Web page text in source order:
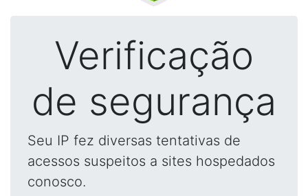
Verificação
de segurança
Seu IP fez diversas tentativas de
acessos suspeitos a sites hospedados
conosco.